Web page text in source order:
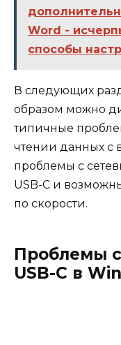
Word -
способы
В следующих
образом можно
типичные
чтении данных с
проблемы с
USB-C и
по скорости.
Проблемы
USB-C в